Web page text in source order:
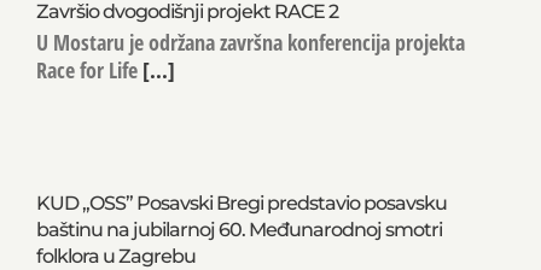
Završio dvogodišnji projekt RACE 2
U Mostaru je održana završna konferencija projekta
Race for Life [...]
KUD „OSS” Posavski Bregi predstavio posavsku
baštinu na jubilarnoj 60. Međunarodnoj smotri
folklora u Zagrebu